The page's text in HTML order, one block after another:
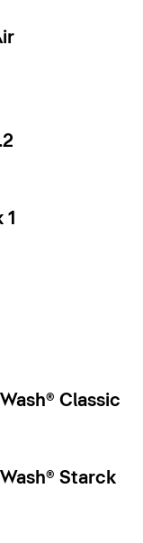
Classic
Starck